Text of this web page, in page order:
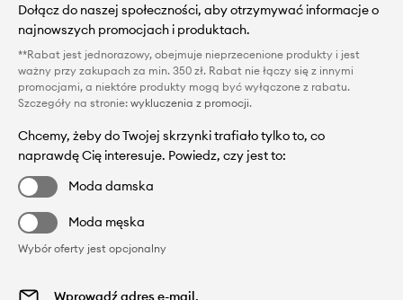
Dołącz do naszej społeczności, aby otrzymywać informacje o
najnowszych promocjach i produktach.
**Rabat jest jednorazowy, obejmuje nieprzecenione produkty i jest
ważny przy zakupach za min. 350 zł. Rabat nie łączy się z innymi
promocjami, a niektóre produkty mogą być wyłączone z rabatu.
Szczegóły na stronie: wykluczenia z promocji.
Chcemy, żeby do Twojej skrzynki trafiało tylko to, co
naprawdę Cię interesuje. Powiedz, czy jest to:
Moda damska
Moda męska
Wybór oferty jest opcjonalny